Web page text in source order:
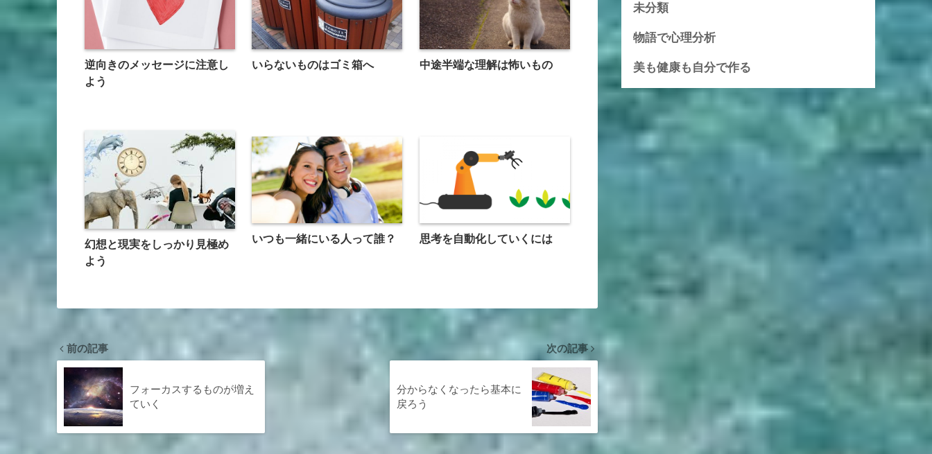
逆向きのメッセージに注意し
よう
いらないものはゴミ箱へ 中途半端な理解は怖いもの
幻想と現実をしっかり見極め
よう
いつも一緒にいる人って誰？ 思考を自動化していくには
前の記事
フォーカスするものが増え
ていく
次の記事
分からなくなったら基本に
戻ろう
未分類
物語で心理分析
美も健康も自分で作る